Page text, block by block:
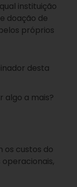
instituição
doação de
próprios
desta
algo a mais?
os custos do